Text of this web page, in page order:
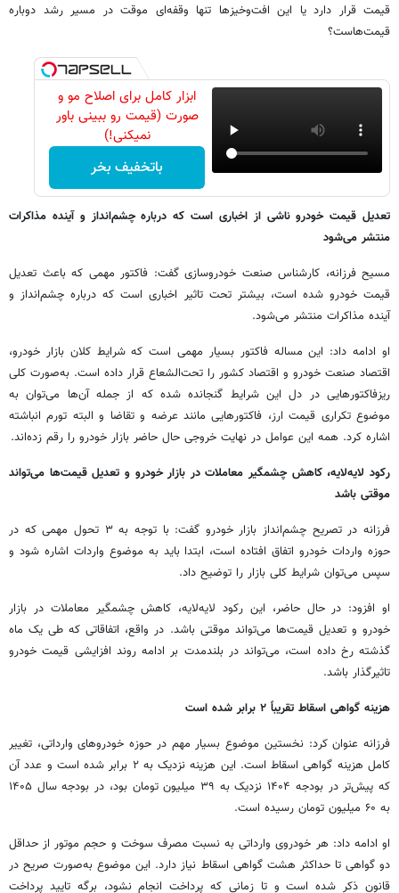
قیمت قرار دارد یا این افت‌وخیزها تنها وقفه‌ای موقت در مسیر رشد دوباره
قیمت‌هاست؟
ابزار کامل برای اصلاح مو و
صورت (قیمت رو ببینی باور
نمیکنی!)
باتخفیف بخر
تعدیل قیمت خودرو ناشی از اخباری است که درباره چشم‌انداز و آینده مذاکرات
منتشر می‌شود
مسیح فرزانه، کارشناس صنعت خودروسازی گفت: فاکتور مهمی که باعث تعدیل
قیمت خودرو شده است، بیشتر تحت تاثیر اخباری است که درباره چشم‌انداز و
آینده مذاکرات منتشر می‌شود.
او ادامه داد: این مساله فاکتور بسیار مهمی است که شرایط کلان بازار خودرو،
اقتصاد صنعت خودرو و اقتصاد کشور را تحت‌الشعاع قرار داده است. به‌صورت کلی
ریزفاکتورهایی در دل این شرایط گنجانده شده که از جمله آن‌ها می‌توان به
موضوع تکراری قیمت ارز، فاکتورهایی مانند عرضه و تقاضا و البته تورم انباشته
اشاره کرد. همه این عوامل در نهایت خروجی حال حاضر بازار خودرو را رقم زده‌اند.
رکود لایه‌لایه، کاهش چشمگیر معاملات در بازار خودرو و تعدیل قیمت‌ها می‌تواند
موقتی باشد
فرزانه در تصریح چشم‌انداز بازار خودرو گفت: با توجه به ۳ تحول مهمی که در
حوزه واردات خودرو اتفاق افتاده است، ابتدا باید به موضوع واردات اشاره شود و
سپس می‌توان شرایط کلی بازار را توضیح داد.
او افزود: در حال حاضر، این رکود لایه‌لایه، کاهش چشمگیر معاملات در بازار
خودرو و تعدیل قیمت‌ها می‌تواند موقتی باشد. در واقع، اتفاقاتی که طی یک ماه
گذشته رخ داده است، می‌تواند در بلندمدت بر ادامه روند افزایشی قیمت خودرو
تاثیرگذار باشد.
هزینه گواهی اسقاط تقریباً ۲ برابر شده است
فرزانه عنوان کرد: نخستین موضوع بسیار مهم در حوزه خودروهای وارداتی، تغییر
کامل هزینه گواهی اسقاط است. این هزینه نزدیک به ۲ برابر شده است و عدد آن
که پیش‌تر در بودجه ۱۴۰۴ نزدیک به ۳۹ میلیون تومان بود، در بودجه سال ۱۴۰۵
به ۶۰ میلیون تومان رسیده است.
او ادامه داد: هر خودروی وارداتی به نسبت مصرف سوخت و حجم موتور از حداقل
دو گواهی تا حداکثر هشت گواهی اسقاط نیاز دارد. این موضوع به‌صورت صریح در
قانون ذکر شده است و تا زمانی که پرداخت انجام نشود، برگه تایید پرداخت